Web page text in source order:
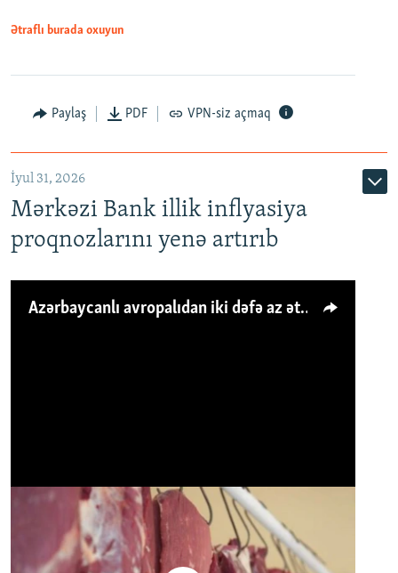
Ətraflı burada oxuyun
Paylaş PDF VPN-siz açmaq
İyul 31, 2026
Mərkəzi Bank illik inflyasiya
proqnozlarını yenə artırıb
Azərbaycanlı avropalıdan iki dəfə az ət yeyir, amma... 'Qiymət artımı qaçılmazdır'